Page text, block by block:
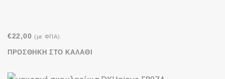
€22,00 (με ΦΠΑ)
ΠΡΟΣΘΉΚΗ ΣΤΟ ΚΑΛΆΘΙ